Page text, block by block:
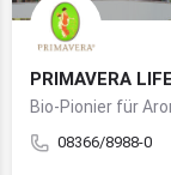
PRIMAVERA
Bio-Pionier für
08366/8988-0